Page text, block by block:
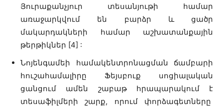
Յուրաքանչյուր տեսանյութի համար
առաջարկվում են բարձր և ցածր
մակարդակների համար աշխատանքային
թերթիկներ [4] :
Նոյենգամեի համակենտրոնացման ճամբարի
հուշահամալիրը Ֆեյսբուք սոցիալական
ցանցում ամեն շաբաթ հրապարակում է
տեսաֆիլմերի շարք, որում փորձագետները